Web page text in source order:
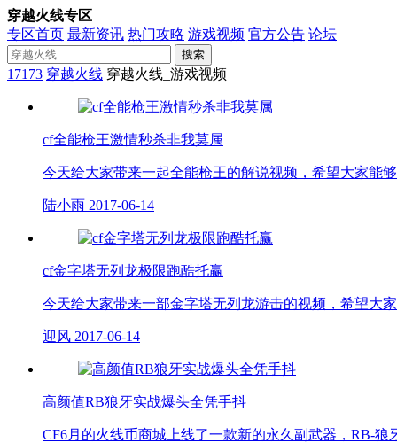
穿越火线专区
专区首页 最新资讯 热门攻略 游戏视频 官方公告 论坛
搜索
17173 穿越火线 穿越火线_游戏视频
cf全能枪王激情秒杀非我莫属
今天给大家带来一起全能枪王的解说视频，希望大家能
陆小雨 2017-06-14
cf金字塔无列龙极限跑酷托赢
今天给大家带来一部金字塔无列龙游击的视频，希望大
迎风 2017-06-14
高颜值RB狼牙实战爆头全凭手抖
CF6月的火线币商城上线了一款新的永久副武器，RB-